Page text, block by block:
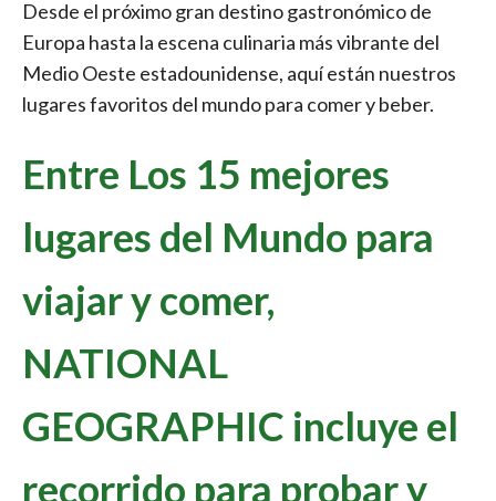
Desde el próximo gran destino gastronómico de
Europa hasta la escena culinaria más vibrante del
Medio Oeste estadounidense, aquí están nuestros
lugares favoritos del mundo para comer y beber.
Entre Los 15 mejores
lugares del Mundo para
viajar y comer,
NATIONAL
GEOGRAPHIC incluye el
recorrido para probar y